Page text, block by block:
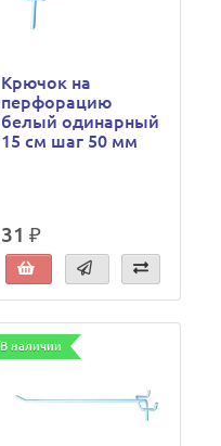
Крючок на
перфорацию
белый одинарный
15 см шаг 50 мм
31 ₽
В наличии